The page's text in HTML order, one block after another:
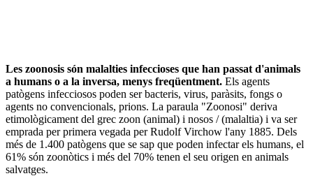
Les zoonosis són malalties infeccioses que han passat d'animals
a humans o a la inversa, menys freqüentment. Els agents
patògens infecciosos poden ser bacteris, virus, paràsits, fongs o
agents no convencionals, prions. La paraula "Zoonosi" deriva
etimològicament del grec zoon (animal) i nosos / (malaltia) i va ser
emprada per primera vegada per Rudolf Virchow l'any 1885. Dels
més de 1.400 patògens que se sap que poden infectar els humans, el
61% són zoonòtics i més del 70% tenen el seu origen en animals
salvatges.